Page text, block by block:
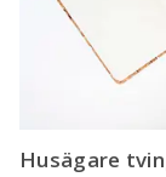
Husägare